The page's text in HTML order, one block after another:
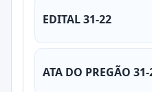
EDITAL 31-22
ATA DO PREGÃO